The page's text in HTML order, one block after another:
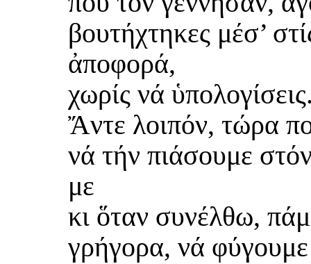
βουτήχτηκες μέσ’
ἀποφορά,
χωρίς νά
Ἄντε λοιπόν, τώρα
νά τήν πιάσουμε
με
κι ὅταν συνέλθω,
γρήγορα, νά